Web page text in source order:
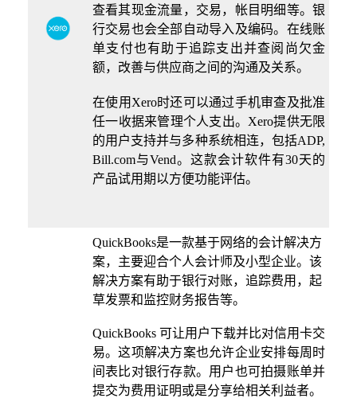
查看其现金流量，交易，帐目明细等。银
行交易也会全部自动导入及编码。在线账
单支付也有助于追踪支出并查阅尚欠金
额，改善与供应商之间的沟通及关系。
在使用Xero时还可以通过手机审查及批准
任一收据来管理个人支出。Xero提供无限
的用户支持并与多种系统相连，包括ADP,
Bill.com与Vend。这款会计软件有30天的
产品试用期以方便功能评估。
QuickBooks是一款基于网络的会计解决方
案，主要迎合个人会计师及小型企业。该
解决方案有助于银行对账，追踪费用，起
草发票和监控财务报告等。
QuickBooks 可让用户下载并比对信用卡交
易。这项解决方案也允许企业安排每周时
间表比对银行存款。用户也可拍摄账单并
提交为费用证明或是分享给相关利益者。